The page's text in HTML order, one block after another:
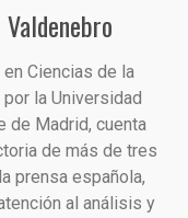
Ciencias de la
por la Universidad
de Madrid, cuenta
de más de tres
prensa española,
al análisis y